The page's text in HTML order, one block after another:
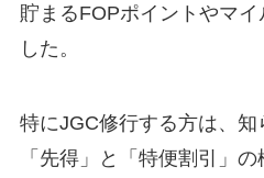
貯まるFOPポイントやマ
した。
特にJGC修行する方は、知
「先得」と「特便割引」